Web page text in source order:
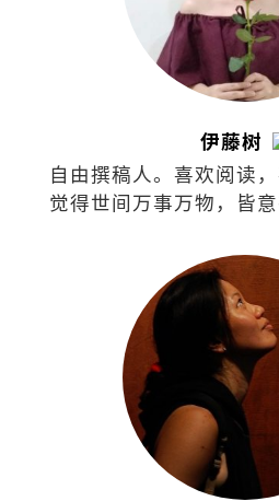
伊藤树
自由撰稿人。喜欢阅读
觉得世间万事万物，皆意